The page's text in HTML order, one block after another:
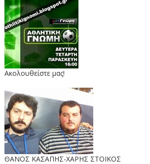
Ακολουθείστε μας!
ΘΑΝΟΣ ΚΑΣΑΠΗΣ-ΧΑΡΗΣ ΣΤΟΙΚΟΣ